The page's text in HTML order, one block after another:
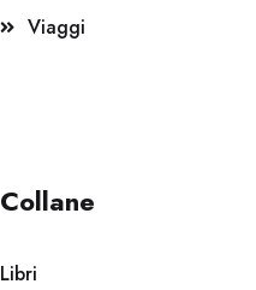
Viaggi
Collane
Libri